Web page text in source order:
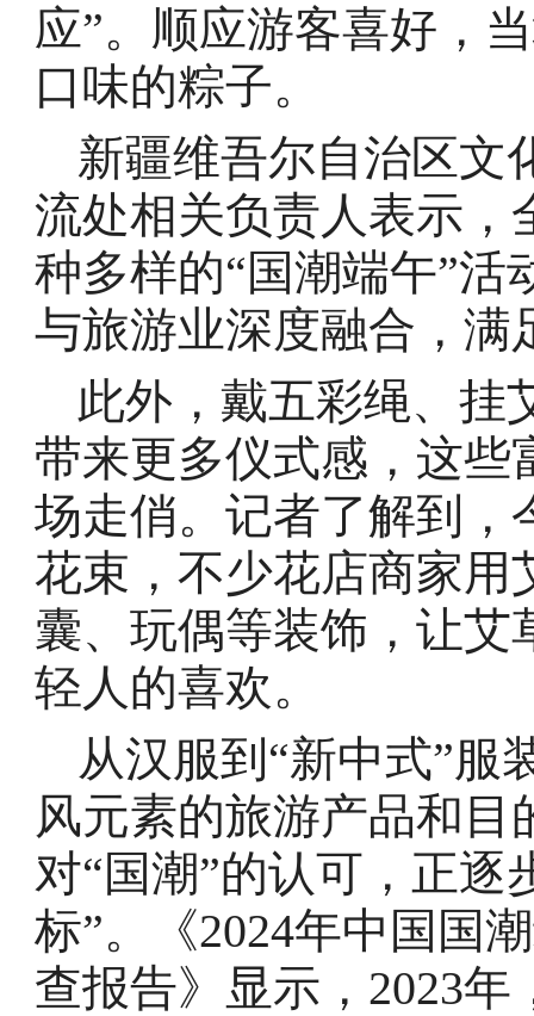
应”。顺应游客喜好，
口味的粽子。
新疆维吾尔自治区文
流处相关负责人表示，
种多样的“国潮端午”
与旅游业深度融合，满
此外，戴五彩绳、挂
带来更多仪式感，这些
场走俏。记者了解到，
花束，不少花店商家用
囊、玩偶等装饰，让
轻人的喜欢。
从汉服到“新中式”服
风元素的旅游产品和目
对“国潮”的认可，正逐
标”。《2024年中国国
查报告》显示，2023